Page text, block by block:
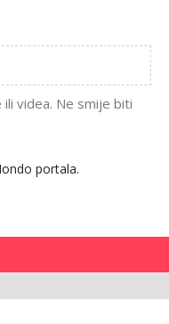
videa. Ne smije biti
portala.